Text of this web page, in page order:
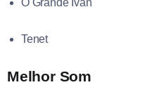
O Grande Ivan
Tenet
Melhor Som